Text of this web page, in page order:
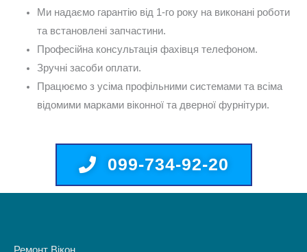
Ми надаємо гарантію від 1-го року на виконані роботи
та встановлені запчастини.
Професійна консультація фахівця телефоном.
Зручні засоби оплати.
Працюємо з усіма профільними системами та всіма
відомими марками віконної та дверної фурнітури.
099-734-92-20
Ремонт Вікон